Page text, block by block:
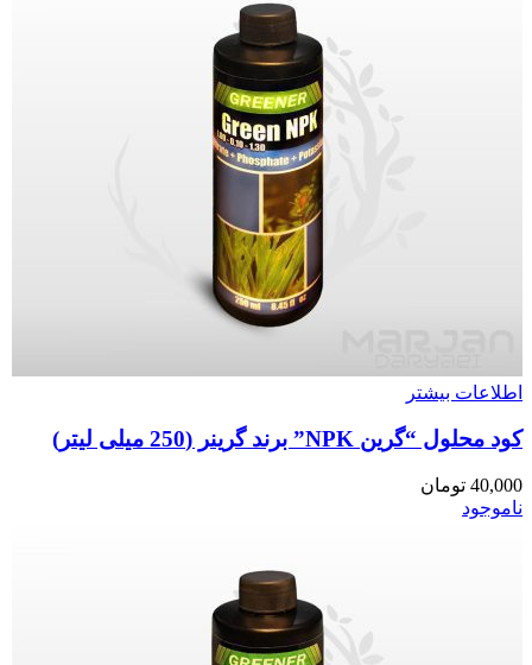
اطلاعات بیشتر
کود محلول “گرین NPK” برند گرینر (250 میلی لیتر)
40,000 تومان
ناموجود